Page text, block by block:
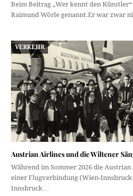
Beim Beitrag „Wer kennt den
Raimund Wörle genannt.Er war zwar
VERKEHR
Austrian Airlines und die Wiltener
Während im Sommer 2026 die
einer Flugverbindung (Wien-
Innsbruck…